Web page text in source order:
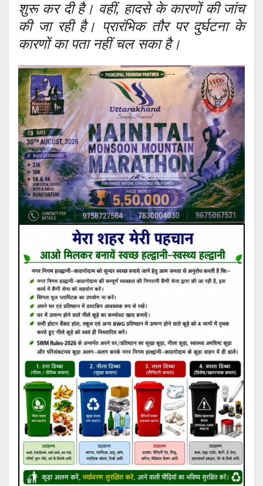
शुरू कर दी है। वहीं, हादसे के कारणों की जांच
की जा रही है। प्रारंभिक तौर पर दुर्घटना के
कारणों का पता नहीं चल सका है।